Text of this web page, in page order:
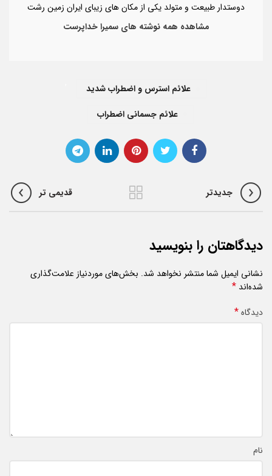
دوستدار طبیعت و متولد یکی از مکان های زیبای ایران زمین رشت
مشاهده همه نوشته های سمیرا خداپرست
علائم استرس و اضطراب شدید
علائم جسمانی اضطراب
جدیدتر قدیمی تر
دیدگاهتان را بنویسید
نشانی ایمیل شما منتشر نخواهد شد. بخش‌های موردنیاز علامت‌گذاری
شده‌اند *
دیدگاه*
نام